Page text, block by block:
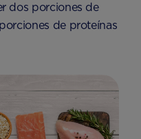
dos porciones de
de proteínas